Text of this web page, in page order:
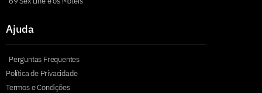
Ajuda
Perguntas Frequentes
Política de Privacidade
Termos e Condições